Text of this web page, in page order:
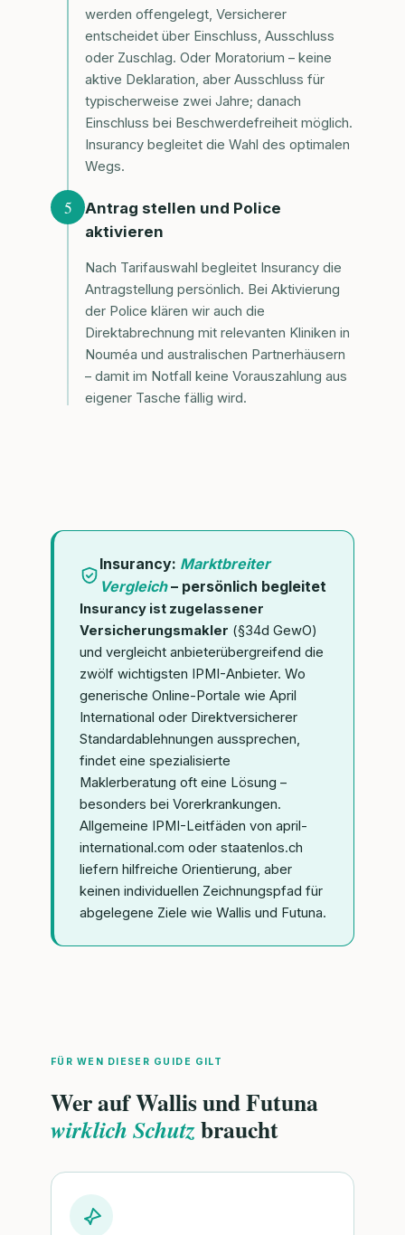
werden offengelegt, Versicherer
entscheidet über Einschluss, Ausschluss
oder Zuschlag. Oder Moratorium – keine
aktive Deklaration, aber Ausschluss für
typischerweise zwei Jahre; danach
Einschluss bei Beschwerdefreiheit möglich.
Insurancy begleitet die Wahl des optimalen
Wegs.
5
Antrag stellen und Police
aktivieren
Nach Tarifauswahl begleitet Insurancy die
Antragstellung persönlich. Bei Aktivierung
der Police klären wir auch die
Direktabrechnung mit relevanten Kliniken in
Nouméa und australischen Partnerhäusern
– damit im Notfall keine Vorauszahlung aus
eigener Tasche fällig wird.
Insurancy: Marktbreiter
Vergleich– persönlich begleitet
Insurancy ist zugelassener
Versicherungsmakler (§34d GewO)
und vergleicht anbieterübergreifend die
zwölf wichtigsten IPMI-Anbieter. Wo
generische Online-Portale wie April
International oder Direktversicherer
Standardablehnungen aussprechen,
findet eine spezialisierte
Maklerberatung oft eine Lösung –
besonders bei Vorerkrankungen.
Allgemeine IPMI-Leitfäden von april-
international.com oder staatenlos.ch
liefern hilfreiche Orientierung, aber
keinen individuellen Zeichnungspfad für
abgelegene Ziele wie Wallis und Futuna.
FÜR WEN DIESER GUIDE GILT
Wer auf Wallis und Futuna
wirklich Schutzbraucht